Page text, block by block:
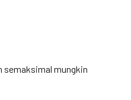
semaksimal mungkin